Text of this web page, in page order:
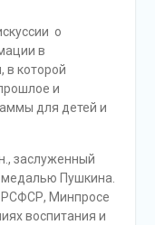
о
в
в которой
и
для детей и
заслуженный
медалью Пушкина.
РСФСР, Минпросе
воспитания и